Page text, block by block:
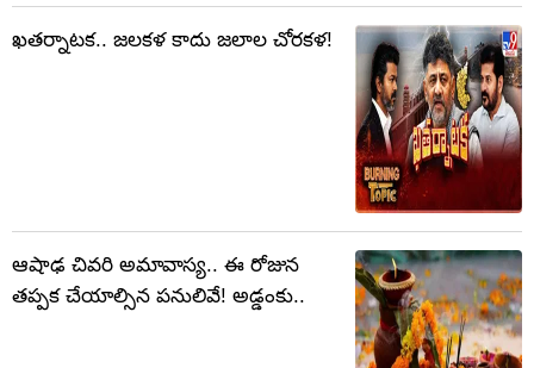
ఖతర్నాటక.. జలకళ కాదు జలాల చోరకళ!
ఆషాఢ చివరి అమావాస్య.. ఈ రోజున
తప్పక చేయాల్సిన పనులివే! అడ్డంకు..